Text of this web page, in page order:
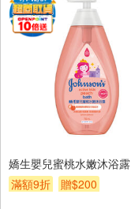
嬌生嬰兒蜜桃水嫩沐浴露
滿額9折
贈$200